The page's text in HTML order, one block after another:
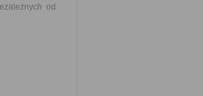
od